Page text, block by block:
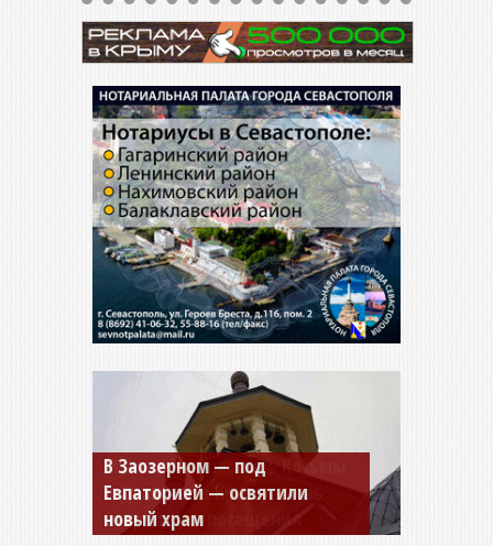
Мужской монастырь Косьмы
и Дамиана в Крыму вновь
открыт для посещения